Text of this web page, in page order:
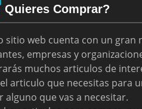
Quieres Comprar?
sitio web cuenta con un gran
empresas y
muchos articulos de
articulo que necesitas para
alguno que vas a necesitar.